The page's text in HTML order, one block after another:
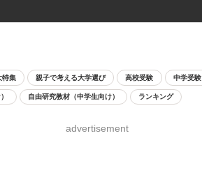
特集 親子で考える大学選び 高校受験 中学受験
自由研究教材（中学生向け） ランキング
advertisement